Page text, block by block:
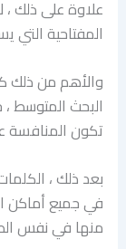
علاوة على ذلك ،
المفتاحية التي
والأهم من ذلك
البحث المتوسط ،
تكون المنافسة
بعد ذلك ،
في جميع أماكن
منها في نفس